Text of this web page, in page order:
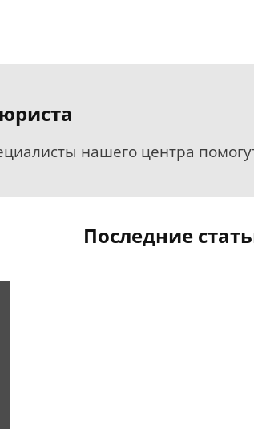
нашего центра
Последние